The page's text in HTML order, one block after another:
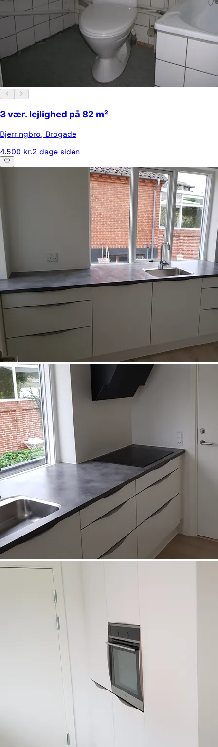
3 vær. lejlighed på 82 m²
Bjerringbro, Brogade
4.500 kr.2 dage siden